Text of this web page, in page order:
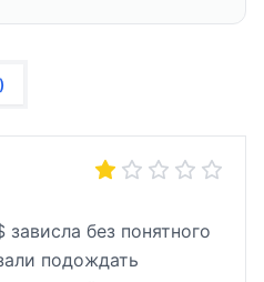
)
без понятного
подождать